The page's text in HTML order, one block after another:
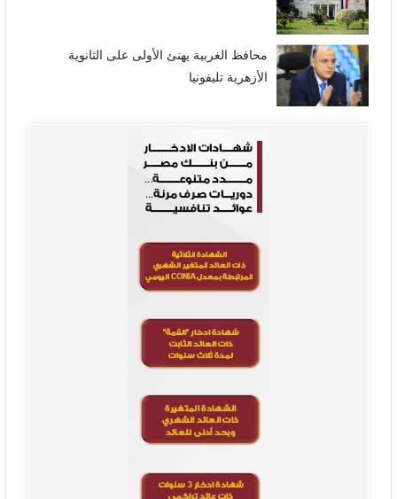
محافظ الغربية يهنئ الأولى على الثانوية
الأزهرية تليفونيا